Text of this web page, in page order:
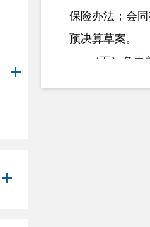
保险办法；会
预决算草案。
（五）负